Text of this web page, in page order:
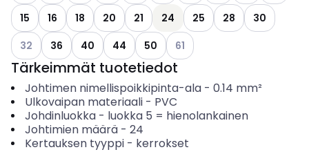
15
16 18 20 21 24 25 28
30
Katso käytettävissä olevat vaihtoehdot
32 36 40 44 50 Katso käytettävissä olevat
61
Tärkeimmät tuotetiedot
Johtimen nimellispoikkipinta-ala- 0.14 mm²
Ulkovaipan materiaali- PVC
Johdinluokka- luokka 5 = hienolankainen
Johtimien määrä- 24
Kertauksen tyyppi- kerrokset